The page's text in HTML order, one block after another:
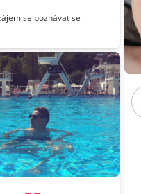
se poznávat se